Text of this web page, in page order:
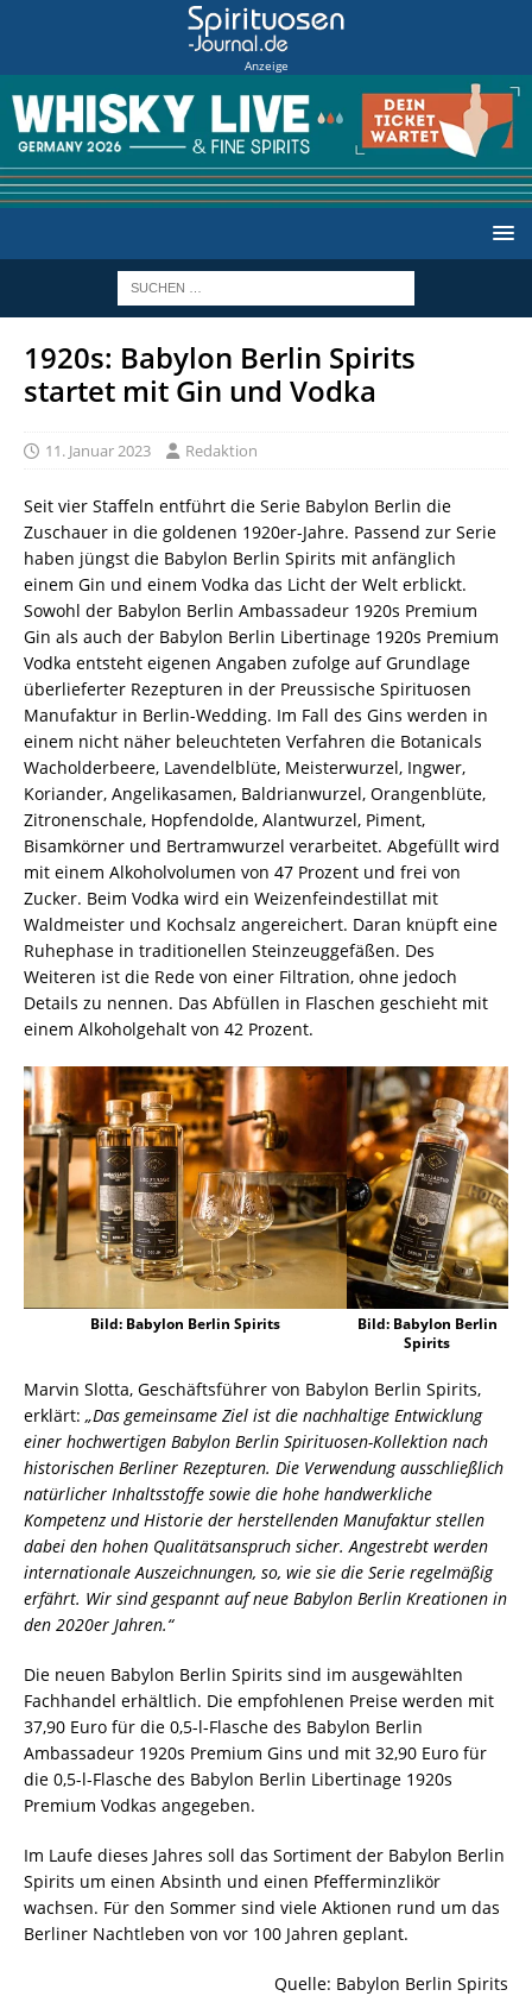
Anzeige
1920s: Babylon Berlin Spirits
startet mit Gin und Vodka
11. Januar 2023 Redaktion
Seit vier Staffeln entführt die Serie Babylon Berlin die
Zuschauer in die goldenen 1920er-Jahre. Passend zur Serie
haben jüngst die Babylon Berlin Spirits mit anfänglich
einem Gin und einem Vodka das Licht der Welt erblickt.
Sowohl der Babylon Berlin Ambassadeur 1920s Premium
Gin als auch der Babylon Berlin Libertinage 1920s Premium
Vodka entsteht eigenen Angaben zufolge auf Grundlage
überlieferter Rezepturen in der Preussische Spirituosen
Manufaktur in Berlin-Wedding. Im Fall des Gins werden in
einem nicht näher beleuchteten Verfahren die Botanicals
Wacholderbeere, Lavendelblüte, Meisterwurzel, Ingwer,
Koriander, Angelikasamen, Baldrianwurzel, Orangenblüte,
Zitronenschale, Hopfendolde, Alantwurzel, Piment,
Bisamkörner und Bertramwurzel verarbeitet. Abgefüllt wird
mit einem Alkoholvolumen von 47 Prozent und frei von
Zucker. Beim Vodka wird ein Weizenfeindestillat mit
Waldmeister und Kochsalz angereichert. Daran knüpft eine
Ruhephase in traditionellen Steinzeuggefäßen. Des
Weiteren ist die Rede von einer Filtration, ohne jedoch
Details zu nennen. Das Abfüllen in Flaschen geschieht mit
einem Alkoholgehalt von 42 Prozent.
Bild: Babylon Berlin Spirits
Bild: Babylon Berlin
Spirits
Marvin Slotta, Geschäftsführer von Babylon Berlin Spirits,
erklärt: „Das gemeinsame Ziel ist die nachhaltige Entwicklung
einer hochwertigen Babylon Berlin Spirituosen-Kollektion nach
historischen Berliner Rezepturen. Die Verwendung ausschließlich
natürlicher Inhaltsstoffe sowie die hohe handwerkliche
Kompetenz und Historie der herstellenden Manufaktur stellen
dabei den hohen Qualitätsanspruch sicher. Angestrebt werden
internationale Auszeichnungen, so, wie sie die Serie regelmäßig
erfährt. Wir sind gespannt auf neue Babylon Berlin Kreationen in
den 2020er Jahren.“
Die neuen Babylon Berlin Spirits sind im ausgewählten
Fachhandel erhältlich. Die empfohlenen Preise werden mit
37,90 Euro für die 0,5-l-Flasche des Babylon Berlin
Ambassadeur 1920s Premium Gins und mit 32,90 Euro für
die 0,5-l-Flasche des Babylon Berlin Libertinage 1920s
Premium Vodkas angegeben.
Im Laufe dieses Jahres soll das Sortiment der Babylon Berlin
Spirits um einen Absinth und einen Pfefferminzlikör
wachsen. Für den Sommer sind viele Aktionen rund um das
Berliner Nachtleben von vor 100 Jahren geplant.
Quelle: Babylon Berlin Spirits